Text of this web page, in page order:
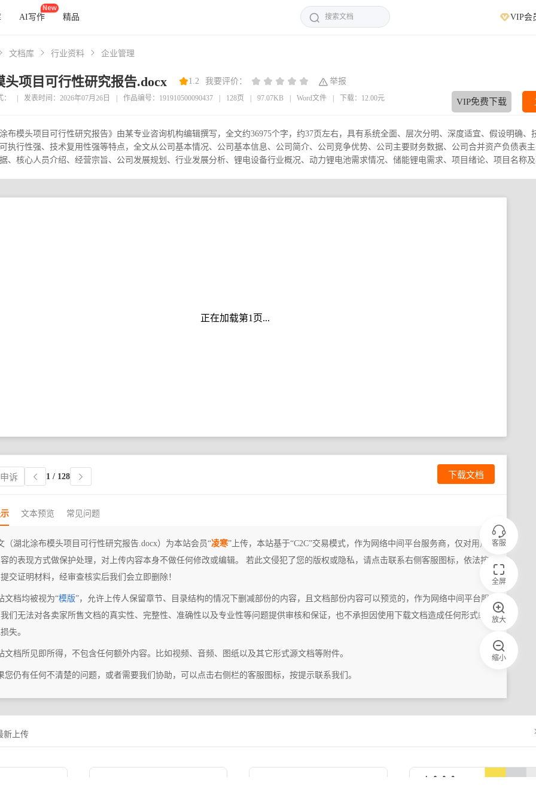
AI写作 精品 VIP会
文档库 行业资料 企业管理
头项目可行性研究报告.docx 1.2 我要评价： 举报
发表时间：2026年07月26日 作品编号：191910500090437 128页 97.07KB Word文件 下载：12.00元 VIP免费下载
布模头项目可行性研究报告》由某专业咨询机构编辑撰写，全文约36975个字，约37页左右，具有系统全面、层次分明、深度适宜、假设明确、
执行性强、技术复用性强等特点，全文从公司基本情况、公司基本信息、公司简介、公司竞争优势、公司主要财务数据、公司合并资产负债表
、核心人员介绍、经营宗旨、公司发展规划、行业发展分析、锂电设备行业概况、动力锂电池需求情况、储能锂电需求、项目绪论、项目名称
正在加载第1页...
客服
全屏
放大
缩小
诉 1 / 128 下载文档
文本预览 常见问题
（湖北涂布模头项目可行性研究报告.docx）为本站会员“凌寒”上传，本站基于“C2C”交易模式，作为网络中间平台服务商，仅对用户
的表现方式做保护处理，对上传内容本身不做任何修改或编辑。 若此文侵犯了您的版权或隐私，请点击联系右侧客服图标，依法按
交证明材料，经审查核实后我们会立即删除！
文档均被视为“模版”，允许上传人保留章节、目录结构的情况下删减部份的内容，且文档部份内容可以预览的，作为网络中间平台服
们无法对各卖家所售文档的真实性、完整性、准确性以及专业性等问题提供审核和保证，也不承担因使用下载文档造成任何形式的
失。
文档所见即所得，不包含任何额外内容。比如视频、音频、图纸以及其它形式源文档等附件。
您仍有任何不清楚的问题，或者需要我们协助，可以点击右侧栏的客服图标，按提示联系我们。
新上传